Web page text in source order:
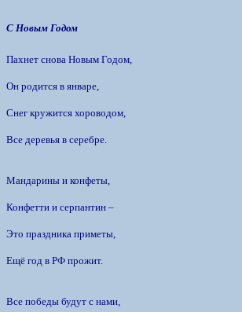
С Новым Годом
Пахнет снова Новым Годом,
Он родится в январе,
Снег кружится хороводом,
Все деревья в серебре.
Мандарины и конфеты,
Конфетти и серпантин –
Это праздника приметы,
Ещё год в РФ прожит.
Все победы будут с нами,